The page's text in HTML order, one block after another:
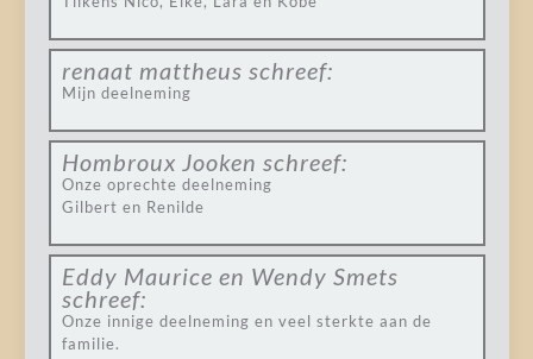
renaat mattheus schreef:
Mijn deelneming
Hombroux Jooken schreef:
Onze oprechte deelneming
Gilbert en Renilde
Eddy Maurice en Wendy Smets
schreef:
Onze innige deelneming en veel sterkte aan de
familie.